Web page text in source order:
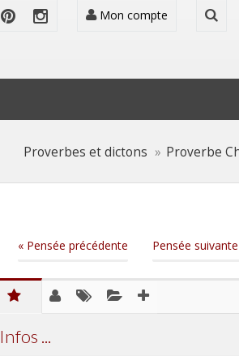
Mon compte
Proverbes et dictons Proverbe
« Pensée précédente Pensée
Infos ...